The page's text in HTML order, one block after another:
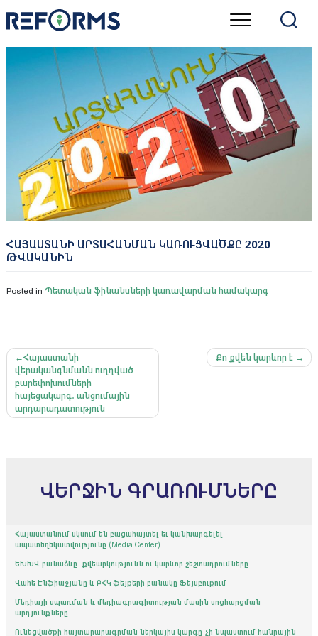
content
ՀԱՅԱՍՏԱՆԻ ԱՐՏԱՀԱՆՄԱՆ ԿԱՌՈՒՑՎԱԾՔԸ 2020
ԹՎԱԿԱՆԻՆ
Posted in Պետական ֆինանսների կառավարման համակարգ
Գրառումների
նավարկումը
Հայաստանի
վերականգնմանն ուղղված
բարեփոխումների
հայեցակարգ․ անցումային
արդարադատություն
Քո քվեն կարևոր է
ՎԵՐՋԻՆ ԳՐԱՌՈՒՄՆԵՐԸ
Հայաստանում սկսում են բացահայտել եւ կանխարգելել
ապատեղեկատվությունը (Media Center)
ԵԽԽՎ բանաձևը․ քվեարկությունն ու կարևոր շեշտադրումները
Վահե Էնֆիաջյանը և ԲՀԿ ֆեյքերի բանակը Ֆեյսբուքում
Մեդիայի սպառման և մեդիագրագիտության մասին սոցհարցման
արդյունքները
Ունեցվածքի հայտարարագրման ներկայիս կարգը չի նպաստում հանրային